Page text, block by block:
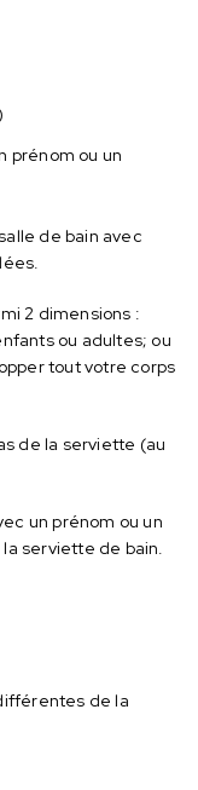
prénom ou un
de bain avec
2 dimensions :
ou adultes; ou
tout votre corps
de la serviette (au
un prénom ou un
serviette de bain.
de la